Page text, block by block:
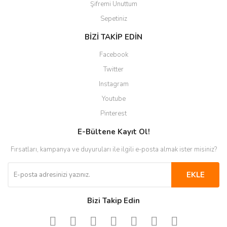
Şifremi Unuttum
Sepetiniz
BİZİ TAKİP EDİN
Facebook
Twitter
Instagram
Youtube
Pinterest
E-Bültene Kayıt Ol!
Fırsatları, kampanya ve duyuruları ile ilgili e-posta almak ister misiniz?
EKLE
Bizi Takip Edin